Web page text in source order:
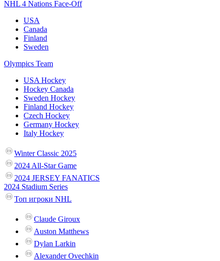
NHL 4 Nations Face-Off
USA
Canada
Finland
Sweden
Olympics Team
USA Hockey
Hockey Canada
Sweden Hockey
Finland Hockey
Czech Hockey
Germany Hockey
Italy Hockey
Winter Classic 2025
2024 All-Star Game
2024 JERSEY FANATICS
2024 Stadium Series
Топ игроки NHL
Claude Giroux
Auston Matthews
Dylan Larkin
Alexander Ovechkin